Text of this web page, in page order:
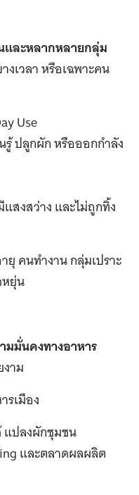
ละหลากหลายกลุ่ม
งเวลา หรือเฉพาะคน
Use
รู้ ปลูกผัก หรือออกกำลัง
สงสว่าง และไม่ถูกทิ้ง
ยุ คนทำงาน กลุ่มเปราะ
ยุ่น
มั่นคงทางอาหาร
าม
รเมือง
ปลงผักชุมชน
และตลาดผลผลิต